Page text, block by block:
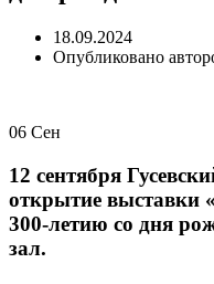
18.09.2024
Опубликовано
06 Сен
12 сентября
открытие выставки
300-летию со дня
зал.